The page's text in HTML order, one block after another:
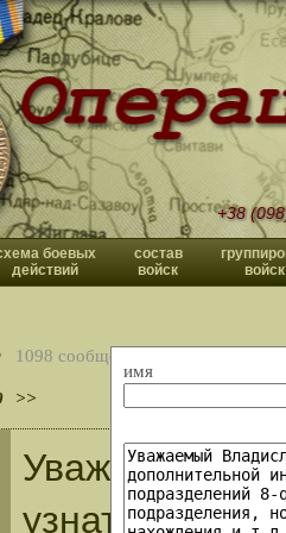
+38
боевых
действий
состав
войск
войск
имя
1098 сообщений
>>
Уважаемый
узнать